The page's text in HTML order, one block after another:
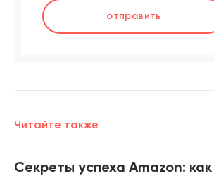
отправить
Читайте также
Секреты успеха Amazon: как